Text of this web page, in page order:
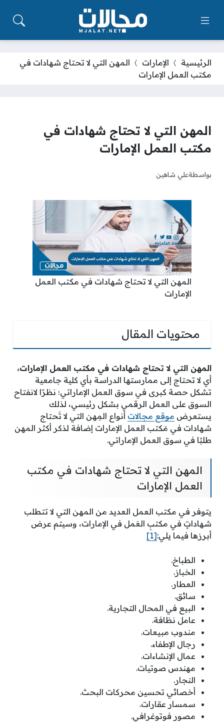
الرئيسية الإمارات
المهن التي لا تحتاج شهادات في
مكتب العمل الإمارات
المهن التي لا تحتاج شهادات في
مكتب العمل الإمارات
بواسطةعلي شاهين
المهن التي لا تحتاج شهادات في مكتب العمل
الإمارات
محتويات المقال
المهن التي لا تحتاج شهادات في مكتب العمل الإمارات،
أي لا تحتاج إلى ممارستها الدراسة بأي كلية جامعية
تشكل حصة كبرى في سوق العمل الإماراتي؛ نظرًا لانفتاح
السوق على العمل الرقمي بشكل رئيسي، لذلك
يستعرض موقع مجالات أنواع المِهن التي لا تَحتاج
شهادات في مَكتب العمل الإمارات إضافة لذكر أكثر المهن
طلبًا في سوق العمل الإماراتي.
المهن التي لا تحتاج شهادات في مكتب
العمل الإمارات
يتوفر في مكتب العمل العديد من المهن التي لا تتطلب
شهاداتٍ في مكتبِ العَمل في الإمارات، وسيتم عرض
أبرزها فيما يلي:[1]
الطباخ.
الخباز.
العطار.
سائق.
البيع في المحال التجارية.
عامل نظافة.
مندوب مبيعات.
رجال الإطفاء.
عمال الإنشاءات.
مهندس صوتيات.
النجار.
أخصائي تحسين محركات البحث.
سمسار عقارات.
مصور فوتوغرافي.